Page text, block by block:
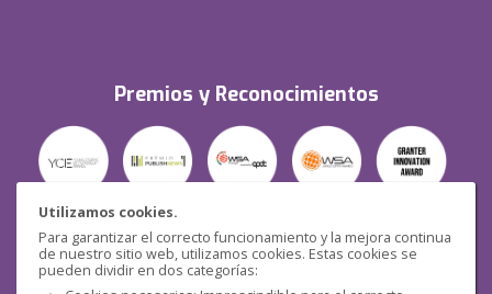
Utilizamos cookies.
Para garantizar el correcto funcionamiento y la mejora continua
de nuestro sitio web, utilizamos cookies. Estas cookies se
pueden dividir en dos categorías:
Premios y Reconocimientos
Seguridad